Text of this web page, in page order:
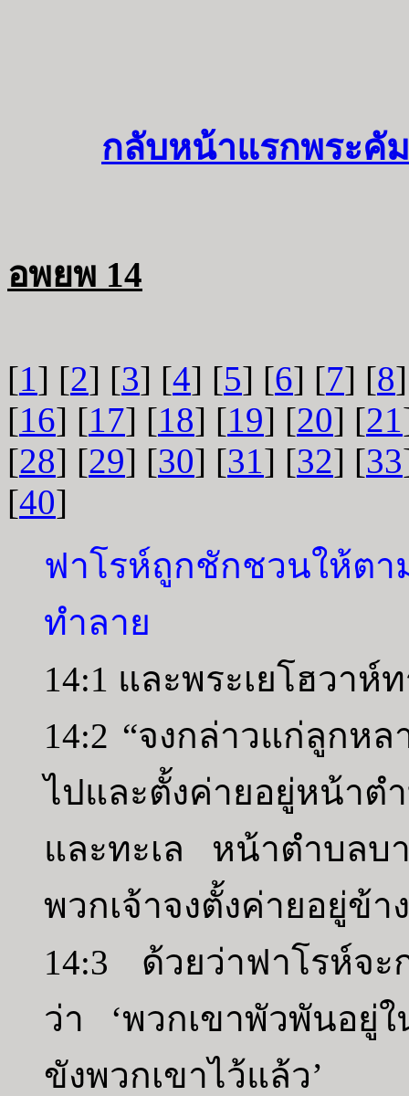
กลับหน้าแรกพระคั
อพยพ 14
[1] [2] [3] [4] [5] [6] [7] [8
[16] [17] [18] [19] [20] [21
[28] [29] [30] [31] [32] [33
[40]
ฟาโรห์ถูกชักชวนให้ตา
ทำลาย
14:1 และพระเยโฮวาห์
14:2 “จงกล่าวแก่ลูกห
ไปและตั้งค่ายอยู่หน้า
และทะเล หน้าตำบลบ
พวกเจ้าจงตั้งค่ายอยู่ข้า
14:3 ด้วยว่าฟาโรห์จะ
ว่า ‘พวกเขาพัวพันอยู่
ขังพวกเขาไว้แล้ว’